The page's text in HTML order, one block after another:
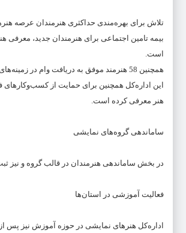
است.
همچنین 58 هنرمند موفق به دریافت وام در زمینه‌های فرزندآوری، ازدواج و… از صندوق اعتباری هنر شده‌اند.
هنر معرفی کرده است.
ساماندهی گروه‌های نمایشی
در بخش ساماندهی هنرمندان در قالب گروه و نیز ثبت گروه‌های نمایشی جهت
فعالیت آموزشی در استان‌ها